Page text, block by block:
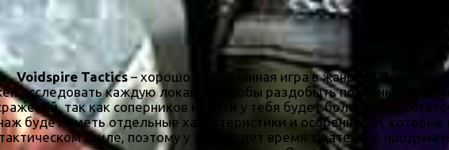
Voidspire Tactics– хорошо продуманная игра в жанре РПГ,
исследовать каждую локацию, чтобы раздобыть полезные
так как соперников на пути у тебя будет более чем
будет иметь отдельные характеристики и особенности,
стиле, поэтому у тебя будет время тщательно